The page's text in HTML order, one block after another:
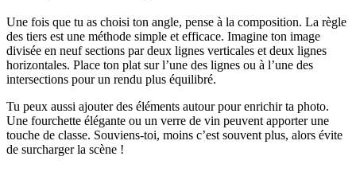
Une fois que tu as choisi ton angle, pense à la composition. La règle
des tiers est une méthode simple et efficace. Imagine ton image
divisée en neuf sections par deux lignes verticales et deux lignes
horizontales. Place ton plat sur l’une des lignes ou à l’une des
intersections pour un rendu plus équilibré.
Tu peux aussi ajouter des éléments autour pour enrichir ta photo.
Une fourchette élégante ou un verre de vin peuvent apporter une
touche de classe. Souviens-toi, moins c’est souvent plus, alors évite
de surcharger la scène !